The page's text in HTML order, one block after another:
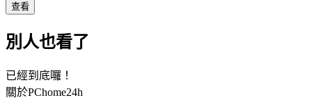
查看
別人也看了
已經到底囉！
關於PChome24h